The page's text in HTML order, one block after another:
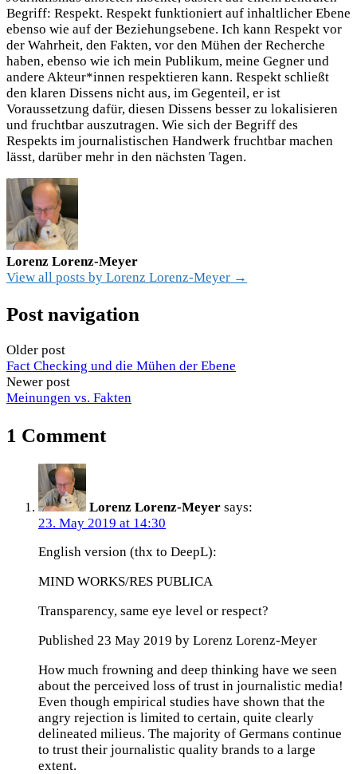
Begriff: Respekt. Respekt funktioniert auf inhaltlicher Ebene
ebenso wie auf der Beziehungsebene. Ich kann Respekt vor
der Wahrheit, den Fakten, vor den Mühen der Recherche
haben, ebenso wie ich mein Publikum, meine Gegner und
andere Akteur*innen respektieren kann. Respekt schließt
den klaren Dissens nicht aus, im Gegenteil, er ist
Voraussetzung dafür, diesen Dissens besser zu lokalisieren
und fruchtbar auszutragen. Wie sich der Begriff des
Respekts im journalistischen Handwerk fruchtbar machen
lässt, darüber mehr in den nächsten Tagen.
Lorenz Lorenz-Meyer
View all posts by Lorenz Lorenz-Meyer →
Post navigation
Older post
Fact Checking und die Mühen der Ebene
Newer post
Meinungen vs. Fakten
1 Comment
Lorenz Lorenz-Meyer says:
23. May 2019 at 14:30
English version (thx to DeepL):
MIND WORKS/RES PUBLICA
Transparency, same eye level or respect?
Published 23 May 2019 by Lorenz Lorenz-Meyer
How much frowning and deep thinking have we seen
about the perceived loss of trust in journalistic media!
Even though empirical studies have shown that the
angry rejection is limited to certain, quite clearly
delineated milieus. The majority of Germans continue
to trust their journalistic quality brands to a large
extent.